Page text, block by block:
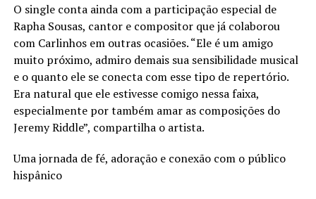
O single conta ainda com a participação especial de
Rapha Sousas, cantor e compositor que já colaborou
com Carlinhos em outras ocasiões. “Ele é um amigo
muito próximo, admiro demais sua sensibilidade musical
e o quanto ele se conecta com esse tipo de repertório.
Era natural que ele estivesse comigo nessa faixa,
especialmente por também amar as composições do
Jeremy Riddle”, compartilha o artista.
Uma jornada de fé, adoração e conexão com o público
hispânico